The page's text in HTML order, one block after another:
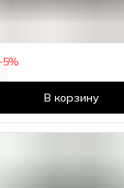
5%
В корзину